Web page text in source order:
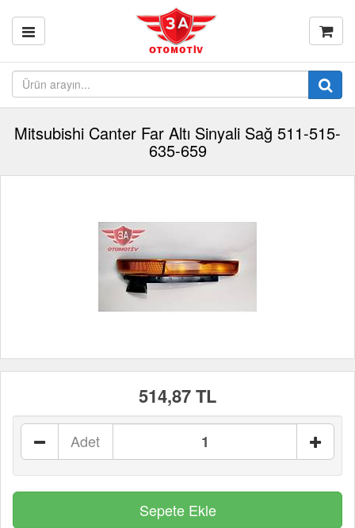
Mitsubishi Canter Far Altı Sinyali Sağ 511-515-
635-659
514,87 TL
Adet